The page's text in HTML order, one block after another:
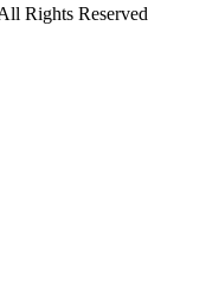
Rights Reserved